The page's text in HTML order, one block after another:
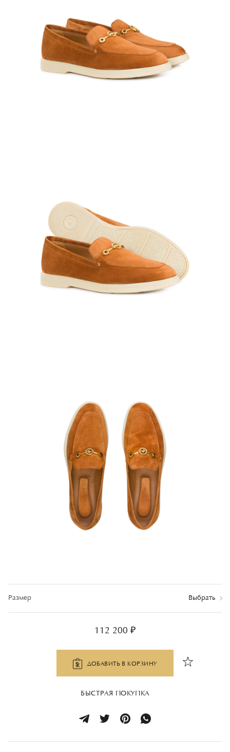
Размер Выбрать
112 200 ₽
ДОБАВИТЬ В КОРЗИНУ
БЫСТРАЯ ПОКУПКА